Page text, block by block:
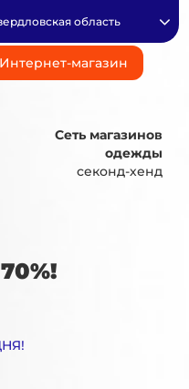
Интернет-магазин
область
Сеть магазинов
одежды
секонд-хенд